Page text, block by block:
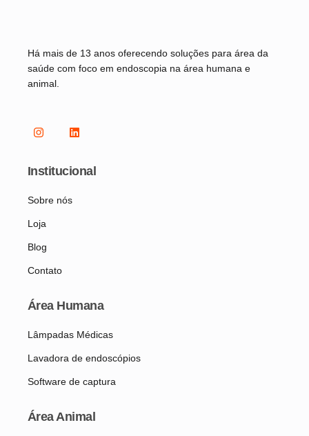
Há mais de 13 anos oferecendo soluções para área da
saúde com foco em endoscopia na área humana e
animal.
Institucional
Sobre nós
Loja
Blog
Contato
Área Humana
Lâmpadas Médicas
Lavadora de endoscópios
Software de captura
Área Animal